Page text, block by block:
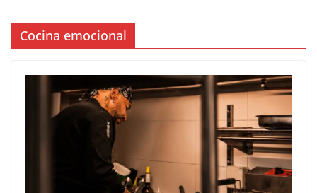
Cocina emocional